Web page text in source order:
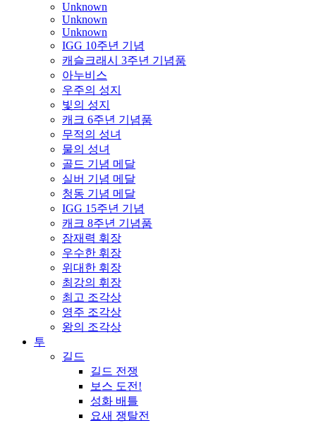
Unknown
Unknown
Unknown
IGG 10주년 기념
캐슬크래시 3주년 기념품
아누비스
우주의 성지
빛의 성지
캐크 6주년 기념품
무적의 성녀
물의 성녀
골드 기념 메달
실버 기념 메달
청동 기념 메달
IGG 15주년 기념
캐크 8주년 기념품
잠재력 휘장
우수한 휘장
위대한 휘장
최강의 휘장
최고 조각상
영주 조각상
왕의 조각상
투
길드
길드 전쟁
보스 도전!
성화 배틀
요새 쟁탈전